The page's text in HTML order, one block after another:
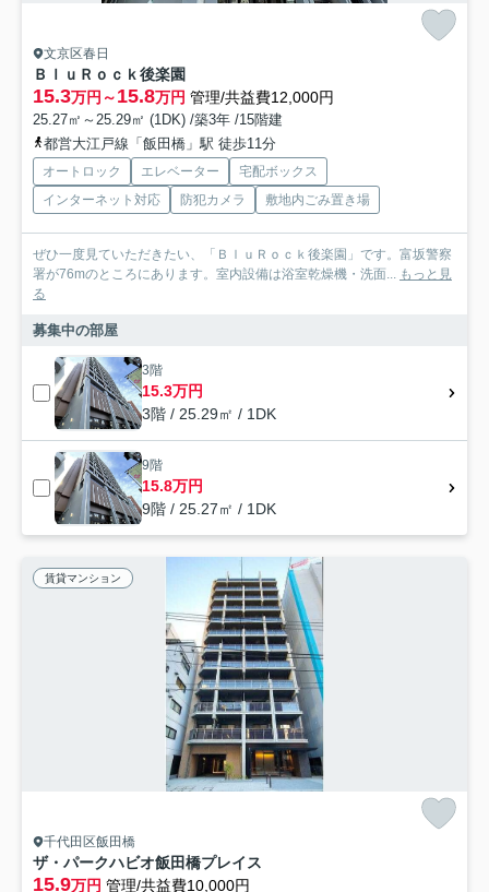
文京区春日
ＢｌｕＲｏｃｋ後楽園
15.3万円～15.8万円 管理/共益費12,000円
25.27㎡～25.29㎡ (1DK) /築3年 /15階建
都営大江戸線「飯田橋」駅 徒歩11分
オートロック エレベーター
宅配ボックス
インターネット対応
防犯カメラ 敷地内ごみ置き場
ぜひ一度見ていただきたい、「ＢｌｕＲｏｃｋ後楽園」です。富坂警察
署が76mのところにあります。室内設備は浴室乾燥機・洗面... もっと見
る
募集中の部屋
3階
15.3万円
3階 / 25.29㎡ / 1DK
9階
15.8万円
9階 / 25.27㎡ / 1DK
賃貸マンション
千代田区飯田橋
ザ・パークハビオ飯田橋プレイス
15.9万円 管理/共益費10,000円